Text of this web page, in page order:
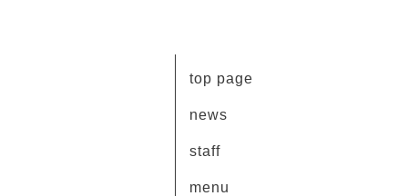
top page
news
staff
menu